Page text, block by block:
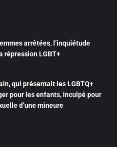
arrêtées, l’inquiétude
répression LGBT+
qui présentait les LGBTQ+
pour les enfants, inculpé pour
d’une mineure